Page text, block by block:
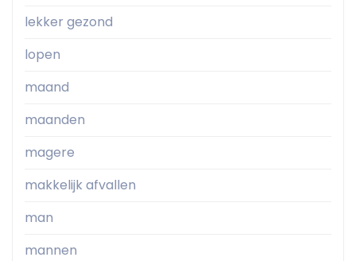
lekker gezond
lopen
maand
maanden
magere
makkelijk afvallen
man
mannen